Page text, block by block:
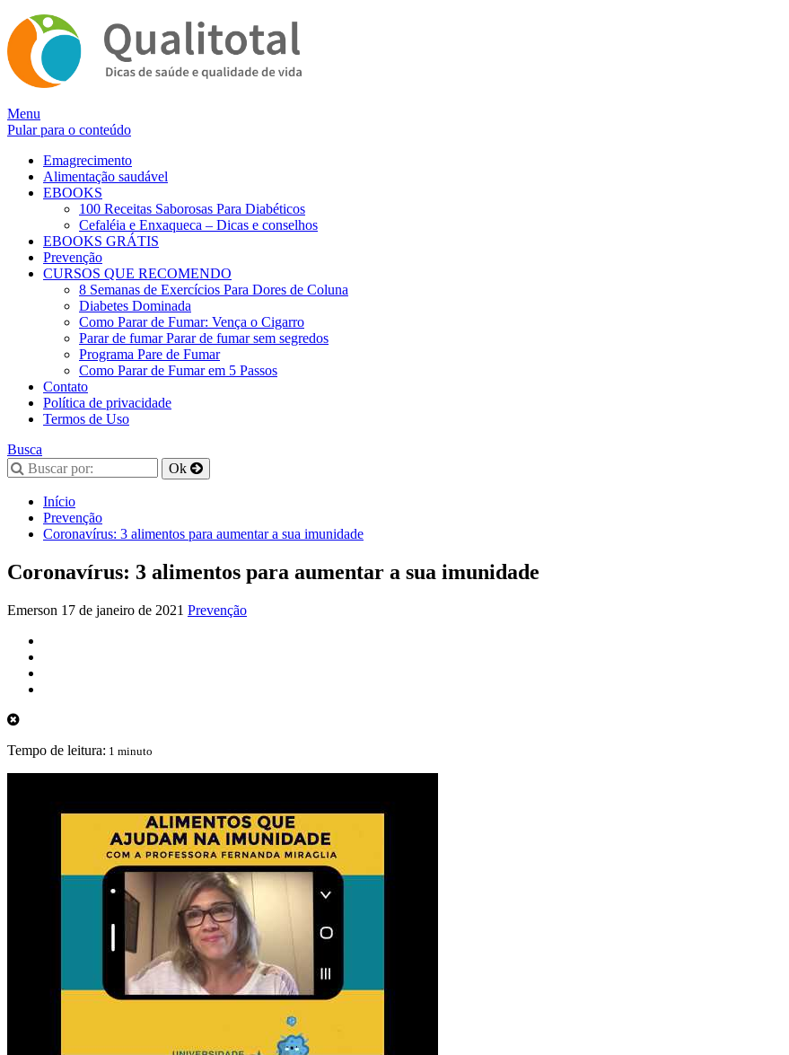
Alternar
navegação
Menu
Pular para o conteúdo
Emagrecimento
Alimentação saudável
EBOOKS
100 Receitas Saborosas Para Diabéticos
Cefaléia e Enxaqueca – Dicas e conselhos
EBOOKS GRÁTIS
Prevenção
CURSOS QUE RECOMENDO
8 Semanas de Exercícios Para Dores de Coluna
Diabetes Dominada
Como Parar de Fumar: Vença o Cigarro
Parar de fumar Parar de fumar sem segredos
Programa Pare de Fumar
Como Parar de Fumar em 5 Passos
Contato
Política de privacidade
Termos de Uso
Busca
Início
Prevenção
Coronavírus: 3 alimentos para aumentar a sua imunidade
Coronavírus: 3 alimentos para aumentar a sua imunidade
Emerson 17 de janeiro de 2021 Prevenção
Tempo de leitura: 1 minuto